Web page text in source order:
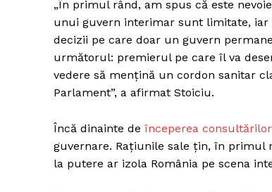
„În primul rând, am spus că este
unui guvern interimar sunt limitate,
decizii pe care doar un guvern
următorul: premierul pe care îl va
vedere să menţină un cordon sanitar
Parlament”, a afirmat Stoiciu.
Încă dinainte de începerea consultărilor
guvernare. Rațiunile sale țin, în primul
la putere ar izola România pe scena